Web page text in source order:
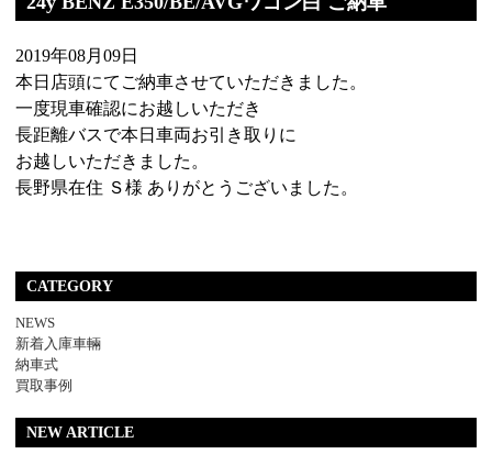
2019年08月09日
本日店頭にてご納車させていただきました。
一度現車確認にお越しいただき
長距離バスで本日車両お引き取りに
お越しいただきました。
長野県在住 Ｓ様 ありがとうございました。
CATEGORY
NEWS
新着入庫車輛
納車式
買取事例
NEW ARTICLE